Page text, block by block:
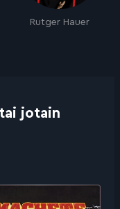
Rutger Hauer
jotain